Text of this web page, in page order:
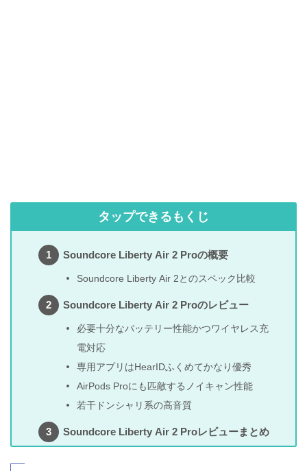
タップできるもくじ
Soundcore Liberty Air 2 Proの概要
Soundcore Liberty Air 2とのスペック比較
Soundcore Liberty Air 2 Proのレビュー
必要十分なバッテリー性能かつワイヤレス充
電対応
専用アプリはHearIDふくめてかなり優秀
AirPods Proにも匹敵するノイキャン性能
若干ドンシャリ系の高音質
Soundcore Liberty Air 2 Proレビューまとめ